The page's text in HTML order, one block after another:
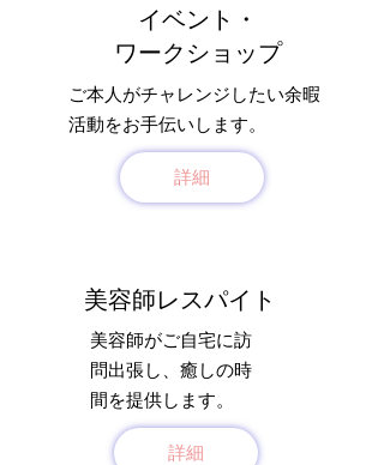
イベント・
ワークショップ
ご本人がチャレンジしたい余暇
活動をお手伝いします。
詳細
美容師レスパイト
美容師がご自宅に​訪
問出張し、癒しの時
間を提供します。
詳細